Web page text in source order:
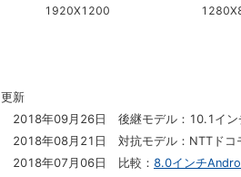
1920X1200
更新
2018年09月26日 後継モデル：10.1イン
2018年08月21日 対抗モデル：NTTドコ
2018年07月06日 比較： 8.0インチ